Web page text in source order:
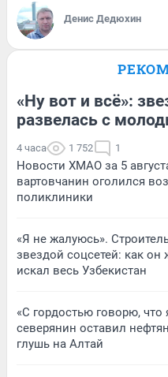
Денис Дедюхин
«Ну вот и всё»:
развелась с
4 часа 1 752 1
Новости ХМАО за 5
вартовчанин оголился
поликлиники
«Я не жалуюсь».
звездой соцсетей: как
искал весь Узбекистан
«С гордостью говорю, что
северянин оставил
глушь на Алтай